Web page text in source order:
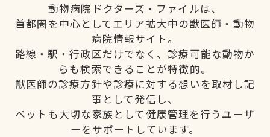
動物病院ドクターズ・ファイルは、
首都圏を中心としてエリア拡大中の獣医師・動物
病院情報サイト。
路線・駅・行政区だけでなく、診療可能な動物か
らも検索できることが特徴的。
獣医師の診療方針や診療に対する想いを取材し記
事として発信し、
ペットも大切な家族として健康管理を行うユーザ
ーをサポートしています。